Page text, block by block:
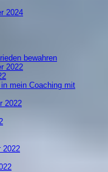
2024
bewahren
2022
mein Coaching mit
2022
2022